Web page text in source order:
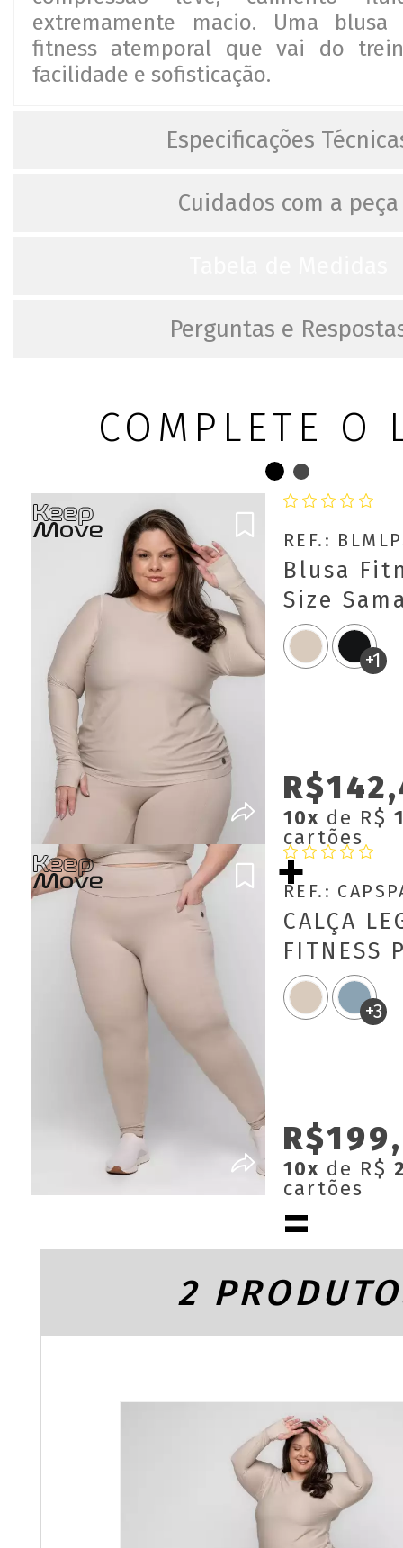
extremamente macio. Uma blusa
fitness atemporal que vai do
facilidade e sofisticação.
Especificações
Cuidados com a peça
Perguntas e
COMPLETE O
REF.:
+1
Blusa
Size
Longa
10x de R$
cartões
REF.:
+3
CALÇA
FITNESS
LARAH
KEEP
10x de R$
cartões
2